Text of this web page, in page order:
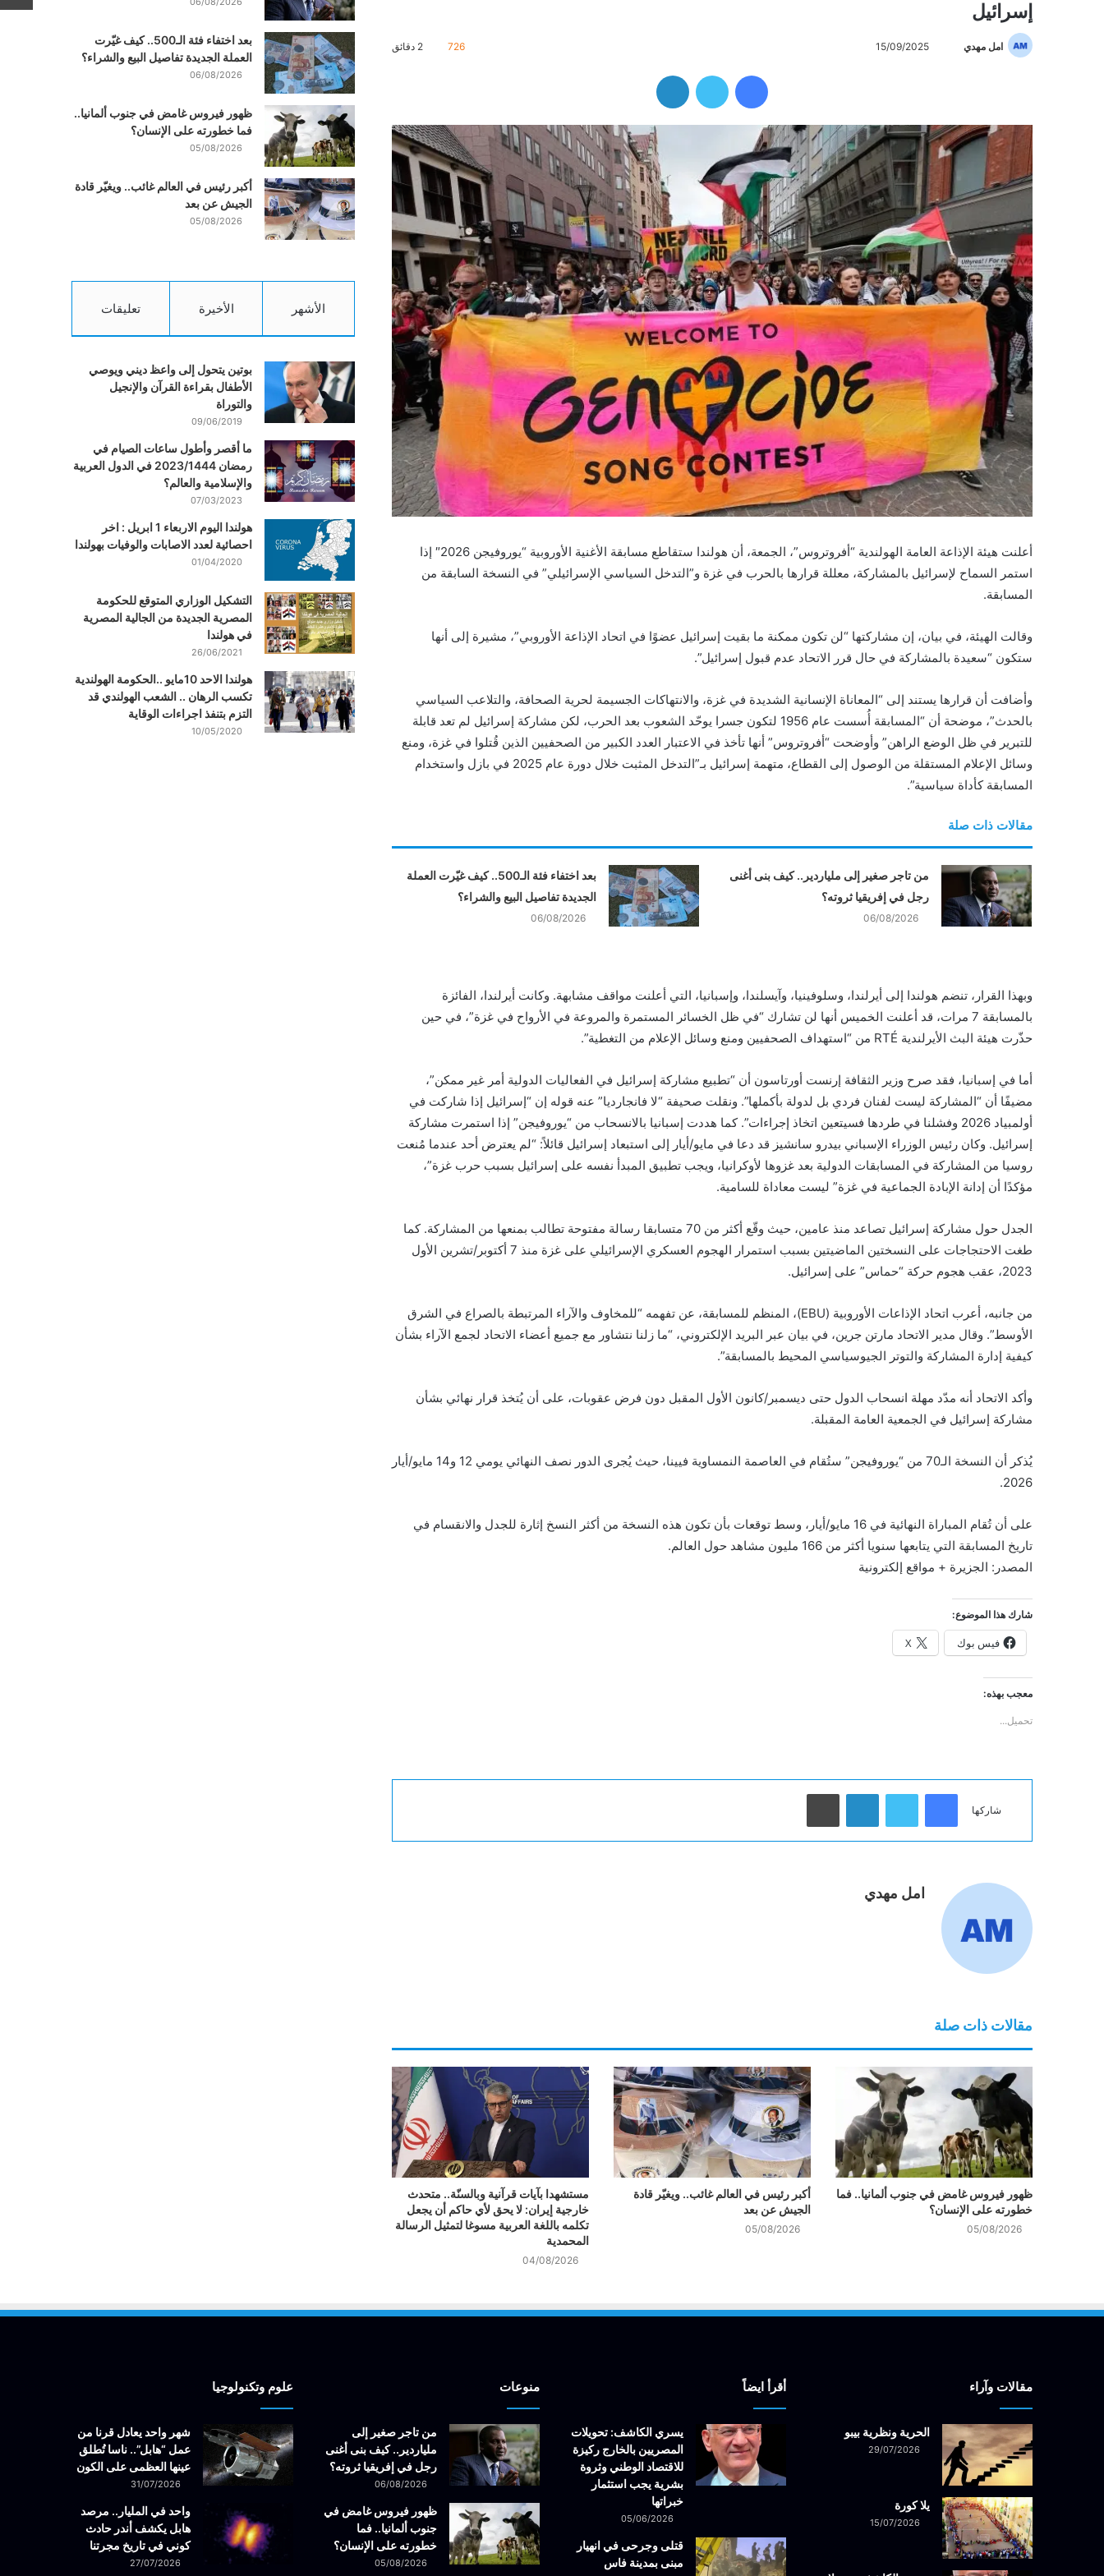
إسرائيل
امل مهدي
ب
ر
د
ا
ل
ك
ت
ر
ي
15/09/2025
726
أعلنت هيئة الإذاعة العامة الهولندية “أفروتروس”، الجمعة، أن هولندا ستقاطع مسابقة الأغنية الأوروبية “يوروفيجن 2026″ إذا
استمر السماح لإسرائيل بالمشاركة، معللة قرارها بالحرب في غزة و”التدخل السياسي الإسرائيلي” في النسخة السابقة من
المسابقة.
وقالت الهيئة، في بيان، إن مشاركتها “لن تكون ممكنة ما بقيت إسرائيل عضوًا في اتحاد الإذاعة الأوروبي”، مشيرة إلى أنها
ستكون “سعيدة بالمشاركة في حال قرر الاتحاد عدم قبول إسرائيل”.
وأضافت أن قرارها يستند إلى “المعاناة الإنسانية الشديدة في غزة، والانتهاكات الجسيمة لحرية الصحافة، والتلاعب السياسي
بالحدث”، موضحة أن “المسابقة أُسست عام 1956 لتكون جسرا يوحّد الشعوب بعد الحرب، لكن مشاركة إسرائيل لم تعد قابلة
للتبرير في ظل الوضع الراهن” وأوضحت “أفروتروس” أنها تأخذ في الاعتبار العدد الكبير من الصحفيين الذين قُتلوا في غزة، ومنع
وسائل الإعلام المستقلة من الوصول إلى القطاع، متهمة إسرائيل بـ”التدخل المثبت خلال دورة عام 2025 في بازل واستخدام
المسابقة كأداة سياسية”.
مقالات ذات صلة
من تاجر صغير إلى ملياردير.. كيف بنى أغنى
رجل في إفريقيا ثروته؟
06/08/2026
بعد اختفاء فئة الـ500.. كيف غيّرت العملة
الجديدة تفاصيل البيع والشراء؟
06/08/2026
وبهذا القرار، تنضم هولندا إلى أيرلندا، وسلوفينيا، وآيسلندا، وإسبانيا، التي أعلنت مواقف مشابهة. وكانت أيرلندا، الفائزة
بالمسابقة 7 مرات، قد أعلنت الخميس أنها لن تشارك “في ظل الخسائر المستمرة والمروعة في الأرواح في غزة”، في حين
حذّرت هيئة البث الأيرلندية RTÉ من “استهداف الصحفيين ومنع وسائل الإعلام من التغطية”.
أما في إسبانيا، فقد صرح وزير الثقافة إرنست أورتاسون أن “تطبيع مشاركة إسرائيل في الفعاليات الدولية أمر غير ممكن”،
مضيفًا أن “المشاركة ليست لفنان فردي بل لدولة بأكملها”. ونقلت صحيفة “لا فانجارديا” عنه قوله إن “إسرائيل إذا شاركت في
أولمبياد 2026 وفشلنا في طردها فسيتعين اتخاذ إجراءات”. كما هددت إسبانيا بالانسحاب من “يوروفيجن” إذا استمرت مشاركة
إسرائيل. وكان رئيس الوزراء الإسباني بيدرو سانشيز قد دعا في مايو/أيار إلى استبعاد إسرائيل قائلاً: “لم يعترض أحد عندما مُنعت
روسيا من المشاركة في المسابقات الدولية بعد غزوها لأوكرانيا، ويجب تطبيق المبدأ نفسه على إسرائيل بسبب حرب غزة”،
مؤكدًا أن إدانة الإبادة الجماعية في غزة” ليست معاداة للسامية.
الجدل حول مشاركة إسرائيل تصاعد منذ عامين، حيث وقّع أكثر من 70 متسابقا رسالة مفتوحة تطالب بمنعها من المشاركة. كما
طغت الاحتجاجات على النسختين الماضيتين بسبب استمرار الهجوم العسكري الإسرائيلي على غزة منذ 7 أكتوبر/تشرين الأول
2023، عقب هجوم حركة “حماس” على إسرائيل.
من جانبه، أعرب اتحاد الإذاعات الأوروبية (EBU)، المنظم للمسابقة، عن تفهمه “للمخاوف والآراء المرتبطة بالصراع في الشرق
الأوسط”. وقال مدير الاتحاد مارتن جرين، في بيان عبر البريد الإلكتروني، “ما زلنا نتشاور مع جميع أعضاء الاتحاد لجمع الآراء بشأن
كيفية إدارة المشاركة والتوتر الجيوسياسي المحيط بالمسابقة”.
وأكد الاتحاد أنه مدّد مهلة انسحاب الدول حتى ديسمبر/كانون الأول المقبل دون فرض عقوبات، على أن يُتخذ قرار نهائي بشأن
مشاركة إسرائيل في الجمعية العامة المقبلة.
يُذكر أن النسخة الـ70 من “يوروفيجن” ستُقام في العاصمة النمساوية فيينا، حيث يُجرى الدور نصف النهائي يومي 12 و14 مايو/أيار
2026.
على أن تُقام المباراة النهائية في 16 مايو/أيار، وسط توقعات بأن تكون هذه النسخة من أكثر النسخ إثارة للجدل والانقسام في
تاريخ المسابقة التي يتابعها سنويا أكثر من 166 مليون مشاهد حول العالم.
المصدر: الجزيرة + مواقع إلكترونية
شارك هذا الموضوع:
فيس بوك X
معجب بهذه:
تحميل...
شاركها
فيسبوك لينكدإن
امل مهدي
مقالات ذات صلة
ظهور فيروس غامض في جنوب ألمانيا.. فما
خطورته على الإنسان؟
05/08/2026
أكبر رئيس في العالم غائب.. ويغيّر قادة
الجيش عن بعد
05/08/2026
مستشهدا بآيات قرآنية وبالسنّة.. متحدث
خارجية إيران: لا يحق لأي حاكم أن يجعل
تكلمه باللغة العربية مسوغا لتمثيل الرسالة
المحمدية
04/08/2026
بعد اختفاء فئة الـ500.. كيف غيّرت
العملة الجديدة تفاصيل البيع والشراء؟
06/08/2026
ظهور فيروس غامض في جنوب ألمانيا..
فما خطورته على الإنسان؟
05/08/2026
أكبر رئيس في العالم غائب.. ويغيّر قادة
الجيش عن بعد
05/08/2026
الأشهر الأخيرة تعليقات
بوتين يتحول إلى واعظ ديني ويوصي
الأطفال بقراءة القرآن والإنجيل
والتوراة
09/06/2019
ما أقصر وأطول ساعات الصيام في
رمضان 2023/1444 في الدول العربية
والإسلامية والعالم؟
07/03/2023
هولندا اليوم الاربعاء 1 ابريل : اخر
احصائية لعدد الاصابات والوفيات بهولندا
01/04/2020
التشكيل الوزاري المتوقع للحكومة
المصرية الجديدة من الجالية المصرية
في هولندا
26/06/2021
هولندا الاحد 10مايو ..الحكومة الهولندية
تكسب الرهان .. الشعب الهولندي قد
التزم بتنفذ اجراءات الوقاية
10/05/2020
مقالات وآراء
الحرية ونظرية بيبو
29/07/2026
يلا كورة
15/07/2026
أقرأ ايضاً
يسري الكاشف: تحويلات
المصريين بالخارج ركيزة
للاقتصاد الوطني وثروة
بشرية يجب استثمار
خبراتها
05/06/2026
قتلى وجرحى في انهيار
مبنى بمدينة فاس
منوعات
من تاجر صغير إلى
ملياردير.. كيف بنى أغنى
رجل في إفريقيا ثروته؟
06/08/2026
ظهور فيروس غامض في
جنوب ألمانيا.. فما
خطورته على الإنسان؟
05/08/2026
علوم وتكنولوجيا
شهر واحد يعادل قرنا من
عمل “هابل”.. ناسا تُطلق
عينها العظمى على الكون
31/07/2026
واحد في المليار.. مرصد
هابل يكشف أندر حادث
كوني في تاريخ مجرتنا
27/07/2026